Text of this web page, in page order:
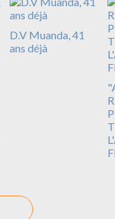
D.V Muanda, 41
ans déjà